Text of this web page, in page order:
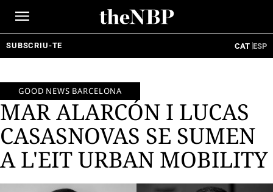
SUBSCRIU-TE CAT ESP
GOOD NEWS BARCELONA
MAR ALARCÓN I LUCAS
CASASNOVAS SE SUMEN
A L'EIT URBAN MOBILITY